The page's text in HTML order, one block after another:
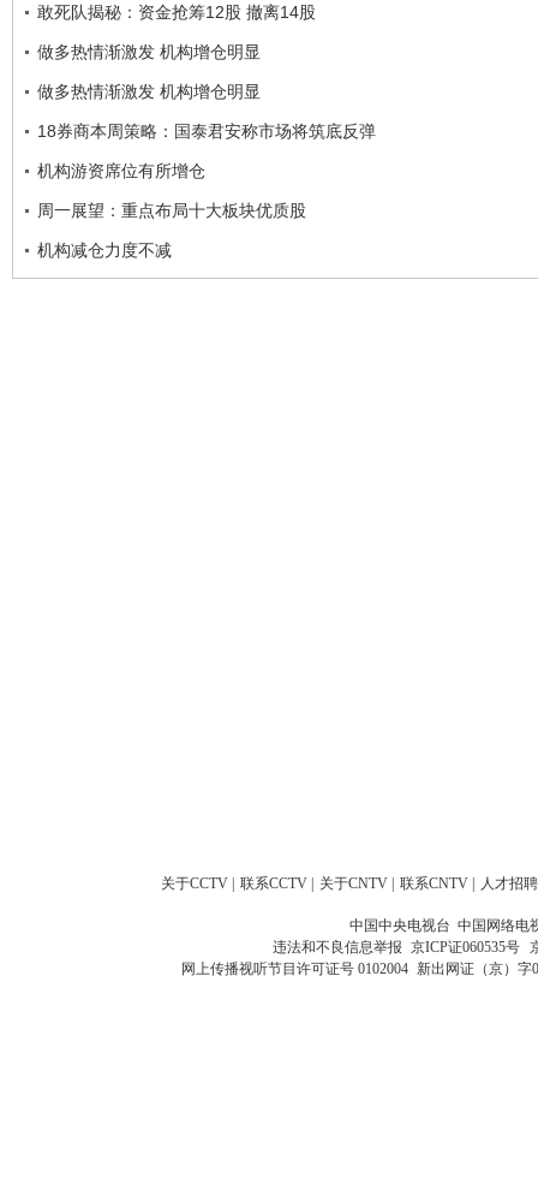
敢死队揭秘：资金抢筹12股 撤离14股
做多热情渐激发 机构增仓明显
做多热情渐激发 机构增仓明显
18券商本周策略：国泰君安称市场将筑底反弹
机构游资席位有所增仓
周一展望：重点布局十大板块优质股
机构减仓力度不减
关于CCTV 联系CCTV 关于CNTV 联系CNTV 人才招聘
中国中央电视台 中国网络电
违法和不良信息举报 京ICP证060535号
网上传播视听节目许可证号 0102004 新出网证（京）